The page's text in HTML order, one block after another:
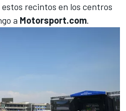
recintos en los centros
a Motorsport.com.